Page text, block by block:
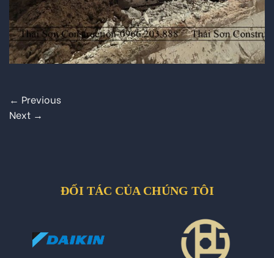
← Previous
Next →
ĐỐI TÁC CỦA CHÚNG TÔI